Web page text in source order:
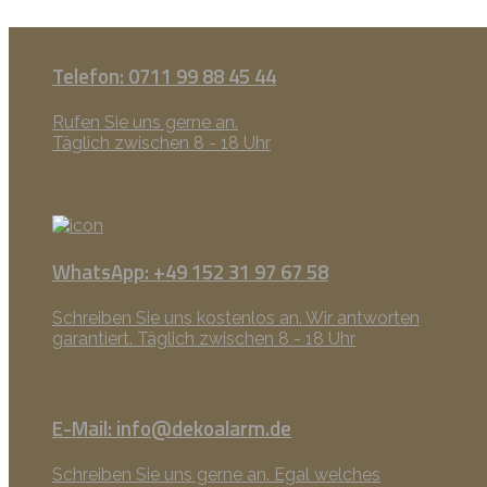
Telefon: 0711 99 88 45 44
Rufen Sie uns gerne an.
Täglich zwischen 8 - 18 Uhr
WhatsApp: +49 152 31 97 67 58
Schreiben Sie uns kostenlos an. Wir antworten
garantiert. Täglich zwischen 8 - 18 Uhr
E-Mail: info@dekoalarm.de
Schreiben Sie uns gerne an. Egal welches